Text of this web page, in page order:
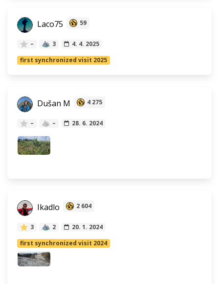
Laco75 59
– 3
4. 4. 2025
first synchronized visit 2025
Dušan M 4 275
– – 28. 6. 2024
Ikadlo 2 604
3 2
20. 1. 2024
first synchronized visit 2024